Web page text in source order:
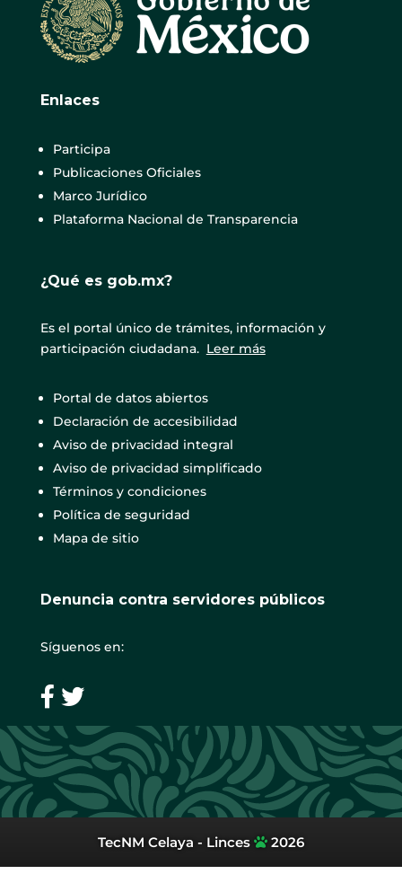
Enlaces
Participa
Publicaciones Oficiales
Marco Jurídico
Plataforma Nacional de Transparencia
¿Qué es gob.mx?
Es el portal único de trámites, información y
participación ciudadana. Leer más
Portal de datos abiertos
Declaración de accesibilidad
Aviso de privacidad integral
Aviso de privacidad simplificado
Términos y condiciones
Política de seguridad
Mapa de sitio
Denuncia contra servidores públicos
Síguenos en:
TecNM Celaya - Linces 2026